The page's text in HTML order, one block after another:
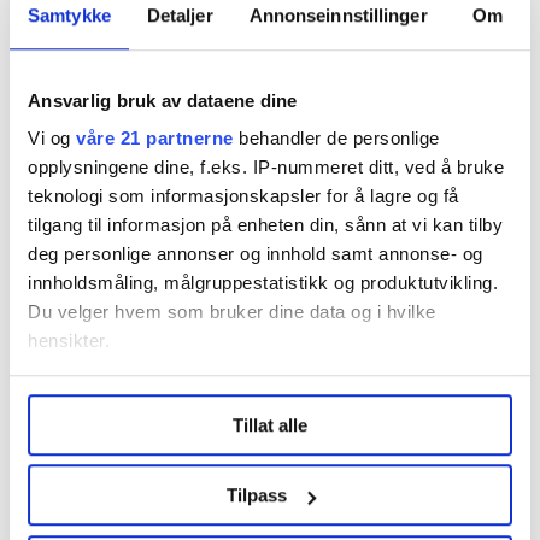
Samtykke Detaljer Annonseinnstillinger Om
Ansvarlig bruk av dataene dine
Vi og våre 21 partnerne behandler de personlige
opplysningene dine, f.eks. IP-nummeret ditt, ved å bruke
teknologi som informasjonskapsler for å lagre og få
tilgang til informasjon på enheten din, sånn at vi kan tilby
deg personlige annonser og innhold samt annonse- og
innholdsmåling, målgruppestatistikk og produktutvikling.
Du velger hvem som bruker dine data og i hvilke
hensikter.
Undermer infokan du lese om hvordan dine personlige
data behandles og hvordan du kan velge hvordan de skal
brukes. Du kan hele tiden endre eller trekke tilbake ditt
samtykke fra erklæringen om informasjonskapsler.
Tillat alle
Tilpass
gruppeledere i bystyret til samtaler for å undersøke
grunnlaget for et nytt byråd.
– Kommuneloven pålegger meg et helt spesielt ansvar
nå for å se til at vi kan få et nytt byråd, og at det
kommer på plass så snart det er mulig, sa Borgen til
bystyret da byrådets avgang var et faktum.
– Så jeg vil allerede i morgen invitere alle
gruppelederne i bystyret, én etter én, for å drøfte med
dem hvilket parlamentarisk grunnlag som nå er i
bystyret, og hvordan vi kan sammen løse den
situasjonen som nå har oppstått.
Denne artikkelen erover fem år gammel.